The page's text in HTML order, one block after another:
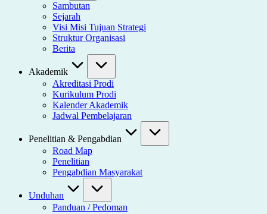
Sambutan
Sejarah
Visi Misi Tujuan Strategi
Struktur Organisasi
Berita
Akademik
Akreditasi Prodi
Kurikulum Prodi
Kalender Akademik
Jadwal Pembelajaran
Penelitian & Pengabdian
Road Map
Penelitian
Pengabdian Masyarakat
Unduhan
Panduan / Pedoman